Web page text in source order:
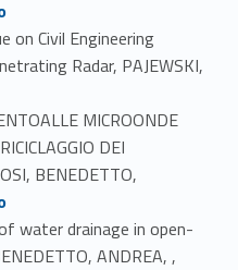
on Civil Engineering
Radar, PAJEWSKI,
MICROONDE
DEI
BENEDETTO,
water drainage in open-
ANDREA, ,